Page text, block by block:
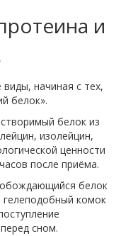
и
начиная с тех,
белок».
белок из
изолейцин,
ценности
после приёма.
белок
комок
сном.